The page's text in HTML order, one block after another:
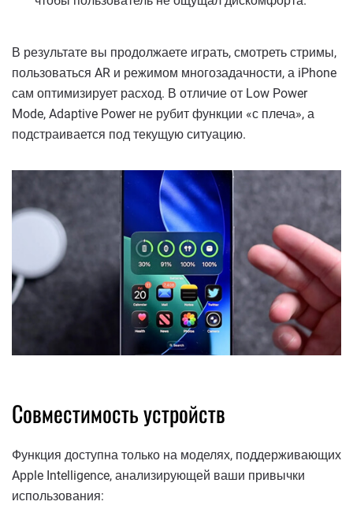
В результате вы продолжаете играть, смотреть стримы,
пользоваться AR и режимом многозадачности, а iPhone
сам оптимизирует расход. В отличие от Low Power
Mode, Adaptive Power не рубит функции «с плеча», а
подстраивается под текущую ситуацию.
Совместимость устройств
Функция доступна только на моделях, поддерживающих
Apple Intelligence, анализирующей ваши привычки
использования: